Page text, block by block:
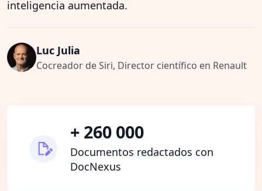
inteligencia aumentada.
Luc Julia
Cocreador de Siri, Director científico en Renault
+ 260 000
Documentos redactados con
DocNexus